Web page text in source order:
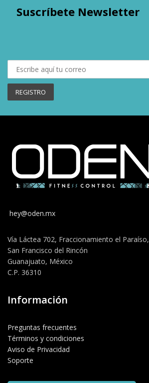
Suscríbete Newsletter
hey@oden.mx
Vía Láctea 702, Fraccionamiento el Paraíso,
San Francisco del Rincón
Guanajuato, México
C.P. 36310
Información
Preguntas frecuentes
Términos y condiciones
Aviso de Privacidad
Soporte